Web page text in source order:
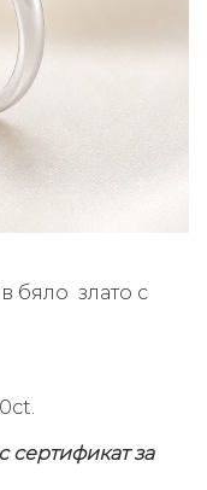
бяло злато с
сертификат за